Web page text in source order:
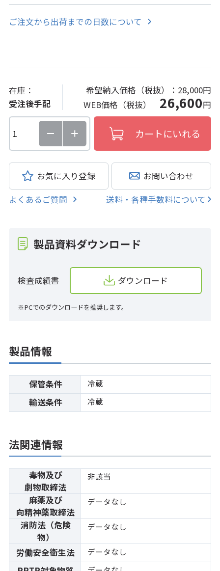
ご注文から出荷までの日数について
在庫：
受注後手配
希望納入価格（税抜）： 28,000円
WEB価格（税抜） 26,600円
お気に入り登録 お問い合わせ
よくあるご質問 送料・各種手数料について
製品資料ダウンロード
検査成績書 ダウンロード
※PCでのダウンロードを推奨します。
製品情報
保管条件 冷蔵
輸送条件 冷蔵
法関連情報
毒物及び
劇物取締法
非該当
麻薬及び
向精神薬取締法
データなし
消防法（危険
物）
データなし
労働安全衛生法 データなし